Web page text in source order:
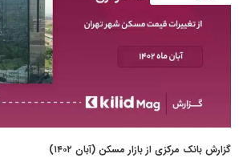
گزارش بانک مرکزی از بازار مسکن (آبان ۱۴۰۲)